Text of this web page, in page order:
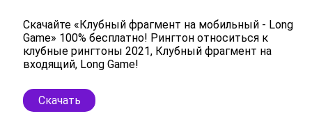
Скачайте «Клубный фрагмент на мобильный - Long
Game» 100% бесплатно! Рингтон относиться к
клубные рингтоны 2021, Клубный фрагмент на
входящий, Long Game!
Скачать